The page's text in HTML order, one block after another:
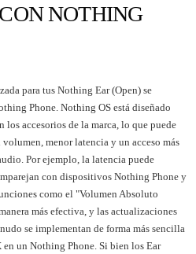
NOTHING
para tus Nothing Ear (Open) se
Phone. Nothing OS está diseñado
accesorios de la marca, lo que puede
menor latencia y un acceso más
Por ejemplo, la latencia puede
con dispositivos Nothing Phone y
como el "Volumen Absoluto
más efectiva, y las actualizaciones
se implementan de forma más sencilla
un Nothing Phone. Si bien los Ear